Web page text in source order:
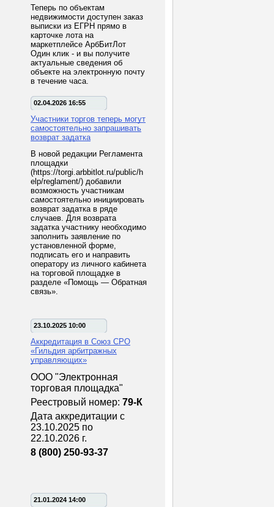
Теперь по объектам
недвижимости доступен заказ
выписки из ЕГРН прямо в
карточке лота на
маркетплейсе АрбБитЛот
Один клик - и вы получите
актуальные сведения об
объекте на электронную почту
в течение часа.
02.04.2026 16:55
Участники торгов теперь могут
самостоятельно запрашивать
возврат задатка
В новой редакции Регламента
площадки
(https://torgi.arbbitlot.ru/public/h
elp/reglament/) добавили
возможность участникам
самостоятельно инициировать
возврат задатка в ряде
случаев. Для возврата
задатка участнику необходимо
заполнить заявление по
установленной форме,
подписать его и направить
оператору из личного кабинета
на торговой площадке в
разделе «Помощь — Обратная
связь».
23.10.2025 10:00
Аккредитация в Союз СРО
«Гильдия арбитражных
управляющих»
ООО "Электронная
торговая площадка"
Реестровый номер: 79-К
Дата аккредитации с
23.10.2025 по
22.10.2026 г.
8 (800) 250-93-37
21.01.2024 14:00